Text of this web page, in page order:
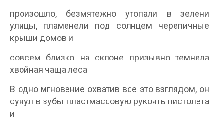
произошло, безмятежно утопали в зелени
улицы, пламенели под солнцем черепичные
крыши домов и
совсем близко на склоне призывно темнела
хвойная чаща леса.
В одно мгновение охватив все это взглядом, он
сунул в зубы пластмассовую рукоять пистолета
и